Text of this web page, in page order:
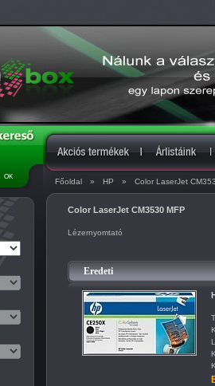
Főoldal » HP » Color LaserJet
Color LaserJet CM3530 MFP
Lézernyomtató
Eredeti